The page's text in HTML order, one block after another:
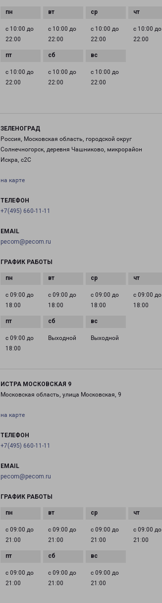
с 10:00 до
22:00
с 10:00 до
22:00
с 10:00 до
22:00
с 10:00 до
22:00
с 10:00 до
22:00
с 10:00 до
22:00
с 10:00 до
22:00
ЗЕЛЕНОГРАД
Россия, Московская область, городской округ
Солнечногорск, деревня Чашниково, микрорайон
Искра, с2С
на карте
ТЕЛЕФОН
+7(495) 660-11-11
EMAIL
pecom@pecom.ru
ГРАФИК РАБОТЫ
с 09:00 до
18:00
с 09:00 до
18:00
с 09:00 до
18:00
с 09:00 до
18:00
с 09:00 до
18:00
Выходной Выходной
ИСТРА МОСКОВСКАЯ 9
Московская область, улица Московская, 9
на карте
ТЕЛЕФОН
+7(495) 660-11-11
EMAIL
pecom@pecom.ru
ГРАФИК РАБОТЫ
с 09:00 до
21:00
с 09:00 до
21:00
с 09:00 до
21:00
с 09:00 до
21:00
с 09:00 до
21:00
с 09:00 до
21:00
с 09:00 до
21:00